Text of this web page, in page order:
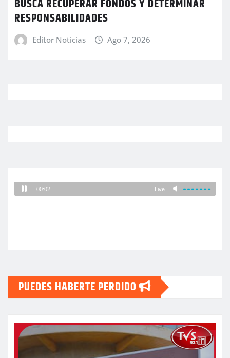
BUSCA RECUPERAR FONDOS Y DETERMINAR
RESPONSABILIDADES
Editor Noticias Ago 7, 2026
PUEDES HABERTE PERDIDO